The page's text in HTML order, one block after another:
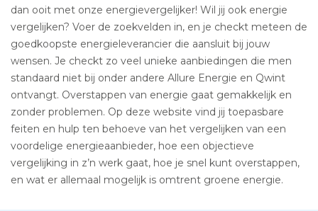
dan ooit met onze energievergelijker! Wil jij ook energie
vergelijken? Voer de zoekvelden in, en je checkt meteen de
goedkoopste energieleverancier die aansluit bij jouw
wensen. Je checkt zo veel unieke aanbiedingen die men
standaard niet bij onder andere Allure Energie en Qwint
ontvangt. Overstappen van energie gaat gemakkelijk en
zonder problemen. Op deze website vind jij toepasbare
feiten en hulp ten behoeve van het vergelijken van een
voordelige energieaanbieder, hoe een objectieve
vergelijking in z’n werk gaat, hoe je snel kunt overstappen,
en wat er allemaal mogelijk is omtrent groene energie.